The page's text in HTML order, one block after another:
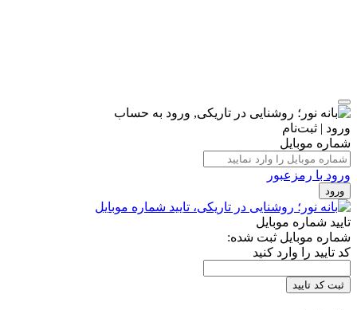
ورود | ثبت‌نام
شماره موبایل
ورود با رمزعبور
ورود
تایید شماره موبایل
شماره موبایل ثبت شده:
کد تایید را وارد کنید
ثبت کد تایید